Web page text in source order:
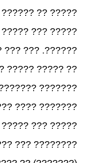
????????
?? ??? ?????
????
??? ???????
????? ?????
??????? ????
????? ???????
?? ???? ?????